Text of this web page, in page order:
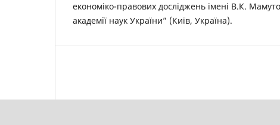
економіко-правових досліджень імені В.К.
академії наук України” (Київ, Україна).